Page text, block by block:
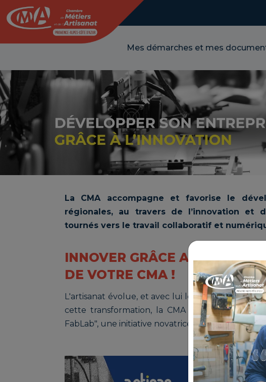
Mes démarches et mes
La CMA accompagne et favorise le
régionales, au travers de l’innovation et
tournés vers le travail collaboratif et
INNOVER GRÂCE AU
DE VOTRE CMA !
L'artisanat évolue, et avec lui les méthodes de
cette transformation, la CMA PACA et la
FabLab", une initiative novatrice qui redéfinit
Le
représente
Panneau de gestion des cookies